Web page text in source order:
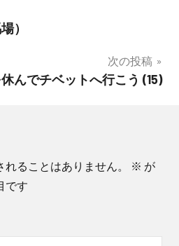
）
次の投稿
んでチベットへ行こう (15)
ることはありません。 ※ が
です